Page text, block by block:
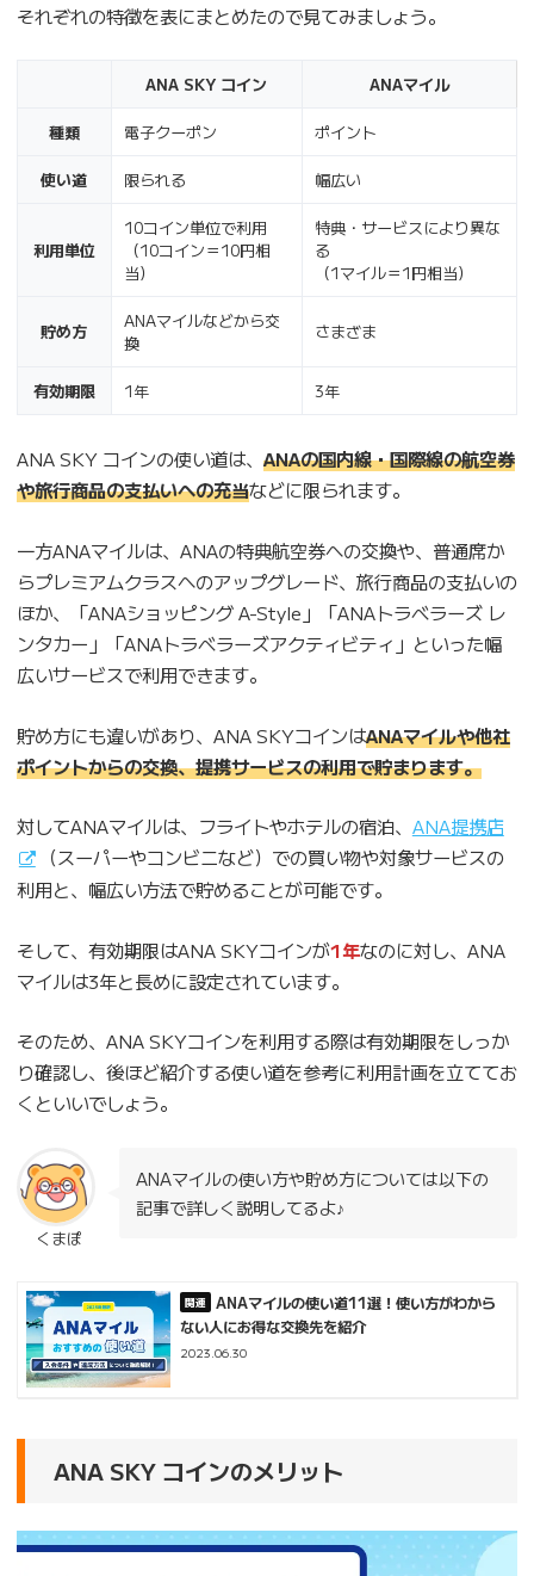
それぞれの特徴を表にまとめたので見てみましょう。
ANA SKY コイン ANAマイル
種類 電子クーポン ポイント
使い道 限られる 幅広い
利用単位
10コイン単位で利用
（10コイン＝10円相
当）
特典・サービスにより異な
る
（1マイル＝1円相当）
貯め方
ANAマイルなどから交
換
さまざま
有効期限 1年 3年
ANA SKY コインの使い道は、 ANAの国内線・国際線の航空券
や旅行商品の支払いへの充当などに限られます。
一方ANAマイルは、ANAの特典航空券への交換や、普通席か
らプレミアムクラスへのアップグレード、旅行商品の支払いの
ほか、「ANAショッピング A-Style」「ANAトラべラーズ レ
ンタカー」「ANAトラベラーズアクティビティ」といった幅
広いサービスで利用できます。
貯め方にも違いがあり、ANA SKYコインはANAマイルや他社
ポイントからの交換、提携サービスの利用で貯まります。
対してANAマイルは、フライトやホテルの宿泊、 ANA提携店
（スーパーやコンビニなど）での買い物や対象サービスの
利用と、幅広い方法で貯めることが可能です。
そして、有効期限はANA SKYコインが1年なのに対し、ANA
マイルは3年と長めに設定されています。
そのため、ANA SKYコインを利用する際は有効期限をしっか
り確認し、後ほど紹介する使い道を参考に利用計画を立ててお
くといいでしょう。
くまぽ
ANAマイルの使い方や貯め方については以下の
記事で詳しく説明してるよ♪
ANAマイルの使い道11選！使い方がわから
ない人にお得な交換先を紹介
2023.06.30
ANA SKY コインのメリット